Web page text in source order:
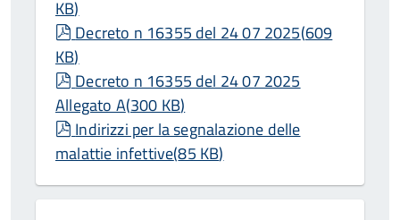
KB)
pdf
Decreto n 16355 del 24 07 2025(609
KB)
pdf
Decreto n 16355 del 24 07 2025
Allegato A(300 KB)
pdf
Indirizzi per la segnalazione delle
malattie infettive(85 KB)